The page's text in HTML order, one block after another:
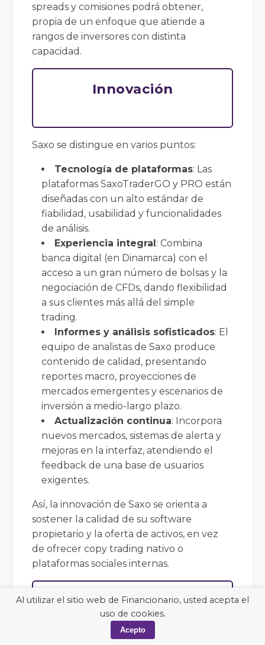
spreads y comisiones podrá obtener,
propia de un enfoque que atiende a
rangos de inversores con distinta
capacidad.
Innovación
Saxo se distingue en varios puntos:
Tecnología de plataformas: Las
plataformas SaxoTraderGO y PRO están
diseñadas con un alto estándar de
fiabilidad, usabilidad y funcionalidades
de análisis.
Experiencia integral: Combina
banca digital (en Dinamarca) con el
acceso a un gran número de bolsas y la
negociación de CFDs, dando flexibilidad
a sus clientes más allá del simple
trading.
Informes y análisis sofisticados: El
equipo de analistas de Saxo produce
contenido de calidad, presentando
reportes macro, proyecciones de
mercados emergentes y escenarios de
inversión a medio-largo plazo.
Actualización continua: Incorpora
nuevos mercados, sistemas de alerta y
mejoras en la interfaz, atendiendo el
feedback de una base de usuarios
exigentes.
Así, la innovación de Saxo se orienta a
sostener la calidad de su software
propietario y la oferta de activos, en vez
de ofrecer copy trading nativo o
plataformas sociales internas.
Veredicto
Al utilizar el sitio web de Financionario, usted acepta el
uso de cookies.
Acepto